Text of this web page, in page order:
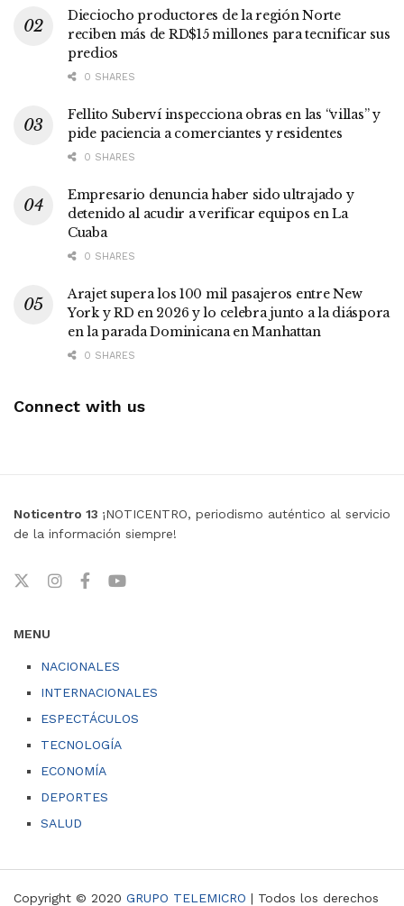
Dieciocho productores de la región Norte
reciben más de RD$15 millones para tecnificar sus
predios
0 SHARES
Fellito Suberví inspecciona obras en las “villas” y
pide paciencia a comerciantes y residentes
0 SHARES
Empresario denuncia haber sido ultrajado y
detenido al acudir a verificar equipos en La
Cuaba
0 SHARES
Arajet supera los 100 mil pasajeros entre New
York y RD en 2026 y lo celebra junto a la diáspora
en la parada Dominicana en Manhattan
0 SHARES
Connect with us
Noticentro 13 ¡NOTICENTRO, periodismo auténtico al servicio
de la información siempre!
MENU
NACIONALES
INTERNACIONALES
ESPECTÁCULOS
TECNOLOGÍA
ECONOMÍA
DEPORTES
SALUD
Copyright © 2020 GRUPO TELEMICRO | Todos los derechos